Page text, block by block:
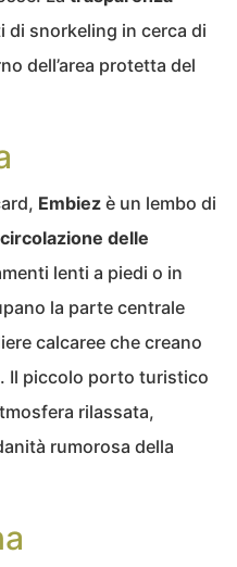
di snorkeling in cerca di
dell’area protetta del
Embiez è un lembo di
delle
lenti a piedi o in
la parte centrale
calcaree che creano
Il piccolo porto turistico
rilassata,
rumorosa della